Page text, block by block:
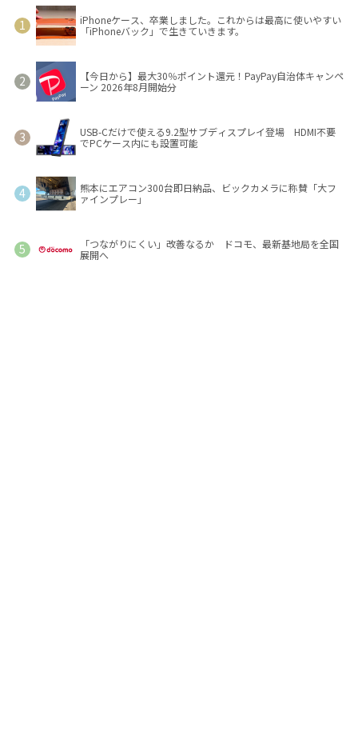
iPhoneケース、卒業しました。これからは最高に使いやすい
「iPhoneバック」で生きていきます。
【今日から】最大30％ポイント還元！PayPay自治体キャンペ
ーン 2026年8月開始分
USB-Cだけで使える9.2型サブディスプレイ登場 HDMI不要
でPCケース内にも設置可能
熊本にエアコン300台即日納品、ビックカメラに称賛「大フ
ァインプレー」
「つながりにくい」改善なるか ドコモ、最新基地局を全国
展開へ